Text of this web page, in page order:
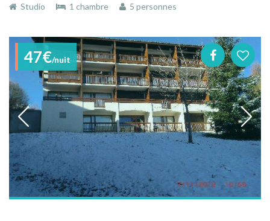
Studio
1 chambre 5 personnes
47€/nuit